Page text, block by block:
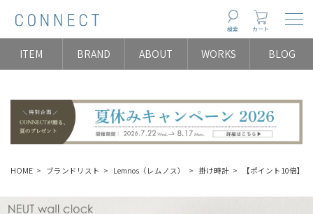
検索 カート
ITEM BRAND ABOUT WORKS BLOG
HOME ブランドリスト Lemnos（レムノス） 掛け時計 【ポイント10倍】